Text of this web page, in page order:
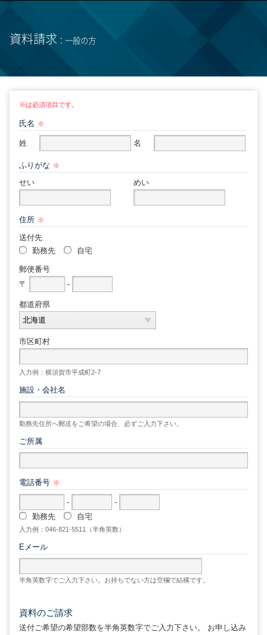
資料請求 ：一般の方
※は必須項目です。
氏名 ※
姓 名
ふりがな ※
せい めい
住所 ※
送付先
勤務先
自宅
郵便番号
〒
-
都道府県
市区町村
入力例：横須賀市平成町2-7
施設・会社名
勤務先住所へ郵送をご希望の場合、必ずご入力下さい。
ご所属
電話番号 ※
-
-
勤務先
自宅
入力例：046-821-5511（半角英数）
Eメール
半角英数字でご入力下さい。お持ちでない方は空欄で結構です。
資料のご請求
送付ご希望の希望部数を半角英数字でご入力下さい。 お申し込み